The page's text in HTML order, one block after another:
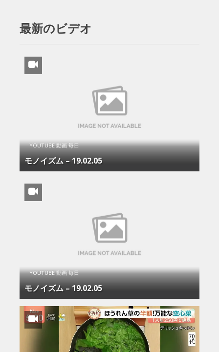
最新のビデオ
YOUTUBE 動画 毎日
モノイズム – 19.02.05
YOUTUBE 動画 毎日
モノイズム – 19.02.05